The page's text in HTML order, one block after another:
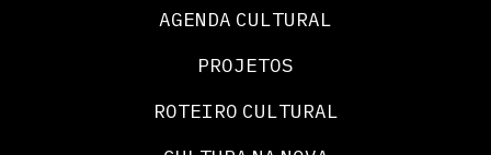
AGENDA CULTURAL
PROJETOS
ROTEIRO CULTURAL